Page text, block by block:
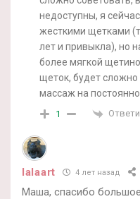
недоступны, я
жесткими щетками
лет и привыкла), но
более мягкой
щеток, будет
массаж на
1
lalaart 4 лет назад
Маша, спасибо